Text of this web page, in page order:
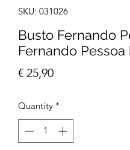
SKU: 031026
Busto Fernando
Fernando Pessoa
€ 25,90Price
Quantity *